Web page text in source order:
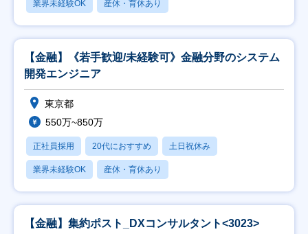
業界未経験OK 産休・育休あり
【金融】《若手歓迎/未経験可》金融分野のシステム
開発エンジニア
東京都
550万~850万
正社員採用 20代におすすめ 土日祝休み
業界未経験OK 産休・育休あり
【金融】集約ポスト_DXコンサルタント<3023>